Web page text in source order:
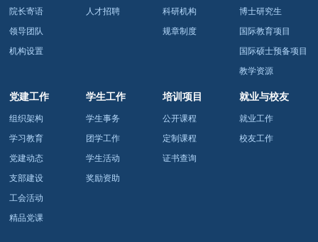
院长寄语
领导团队
机构设置
人才招聘
科研机构
规章制度
博士研究生
国际教育项目
国际硕士预备项目
教学资源
党建工作
组织架构
学习教育
党建动态
支部建设
工会活动
精品党课
学生工作
学生事务
团学工作
学生活动
奖励资助
培训项目
公开课程
定制课程
证书查询
就业与校友
就业工作
校友工作